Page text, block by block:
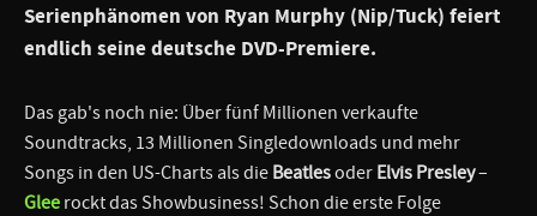
Serienphänomen von Ryan Murphy (Nip/Tuck) feiert
endlich seine deutsche DVD-Premiere.
Das gab's noch nie: Über fünf Millionen verkaufte
Soundtracks, 13 Millionen Singledownloads und mehr
Songs in den US-Charts als die Beatlesoder Elvis Presley–
Glee rockt das Showbusiness! Schon die erste Folge